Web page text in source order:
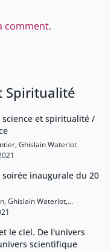
comment.
Spiritualité
science et spiritualité /
Ghislain Waterlot
inaugurale du 20
Ghislain Waterlot,
Didier Queloz, Jean-
Thuan Trinh Xuan,
Parmentier
le ciel. De l'univers
scientifique